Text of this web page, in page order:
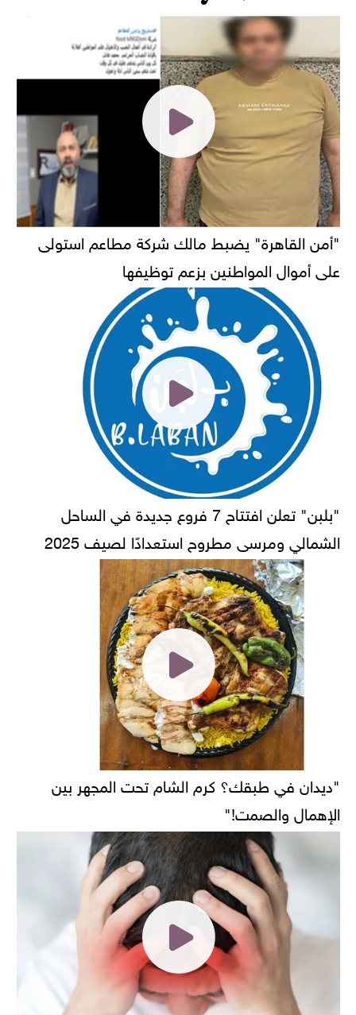
"أمن القاهرة" يضبط مالك شركة مطاعم استولى
على أموال المواطنين بزعم توظيفها
"بلبن" تعلن افتتاح 7 فروع جديدة في الساحل
الشمالي ومرسى مطروح استعدادًا لصيف 2025
"ديدان في طبقك؟ كرم الشام تحت المجهر بين
الإهمال والصمت!"